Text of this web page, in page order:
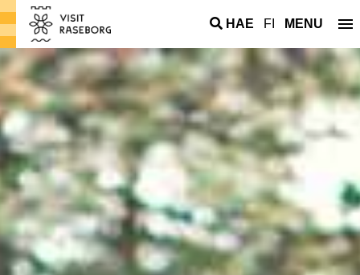
HAE FI MENU